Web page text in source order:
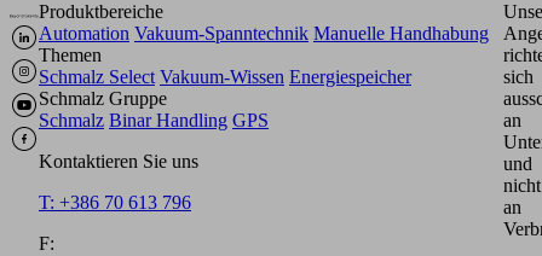
Produktbereiche
Automation Vakuum-Spanntechnik Manuelle Handhabung
Themen
Schmalz Select Vakuum-Wissen Energiespeicher
Schmalz Gruppe
Schmalz Binar Handling GPS
Kontaktieren Sie uns
T: +386 70 613 796
F:
sich
an
und
nicht
an